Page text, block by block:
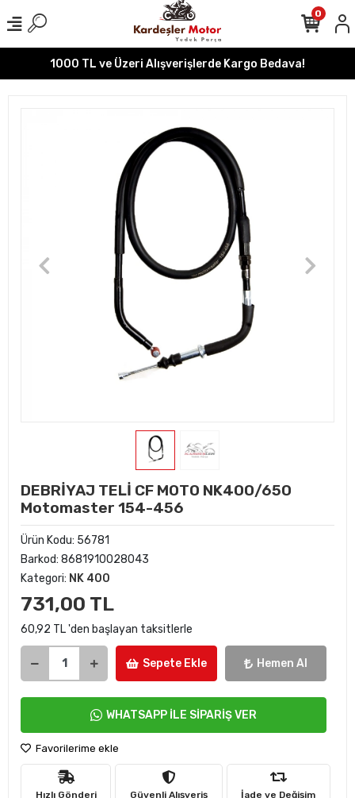
1000 TL ve Üzeri Alışverişlerde Kargo Bedava!
0
DEBRİYAJ TELİ CF MOTO NK400/650
Motomaster 154-456
Ürün Kodu: 56781
Barkod: 8681910028043
Kategori: NK 400
731,00 TL
60,92 TL 'den başlayan taksitlerle
Sepete Ekle Hemen Al
WHATSAPP İLE SİPARİŞ VER
Favorilerime ekle
Hızlı Gönderi Güvenli Alışveriş İade ve Değişim